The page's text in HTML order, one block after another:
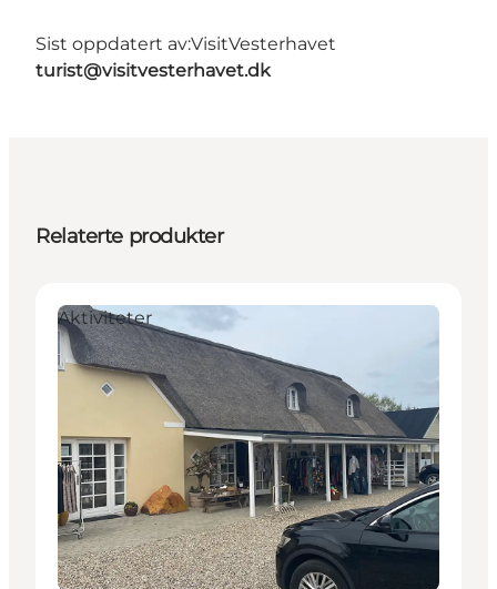
Sist oppdatert av:VisitVesterhavet
turist@visitvesterhavet.dk
Relaterte produkter
Aktiviteter